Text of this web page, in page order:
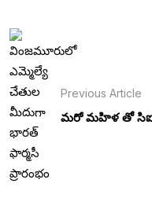
Previous Article
మరో మహిళ తో సిఐ